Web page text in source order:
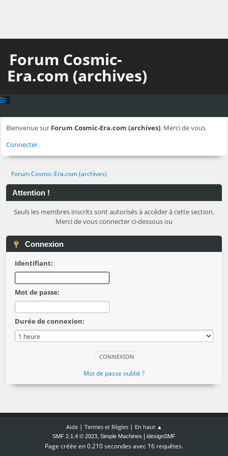
Forum Cosmic-
Era.com (archives)
Bienvenue sur Forum Cosmic-Era.com (archives). Merci de vous
Connecter.
Forum Cosmic-Era.com (archives)
Attention !
Seuls les membres inscrits sont autorisés à accéder à cette section.
Merci de vous connecter ci-dessous ou
Connexion
Identifiant:
Mot de passe:
Durée de connexion:
Mot de passe oublié ?
Aide| Termes et Règles| En haut ▲
SMF 2.1.4 © 2023, Simple Machines idesignSMF
Page créée en 0.210 secondes avec 16 requêtes.